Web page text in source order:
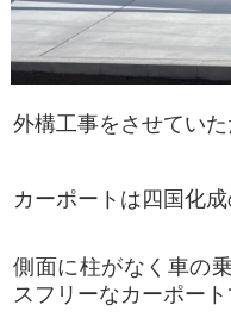
外構工事をさせていた
カーポートは四国化
側面に柱がなく車の
スフリーなカーポート